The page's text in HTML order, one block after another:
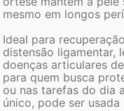
mesmo em longos
Ideal para
distensão ligamentar,
doenças articulares
para quem busca
ou nas tarefas do dia
único, pode ser